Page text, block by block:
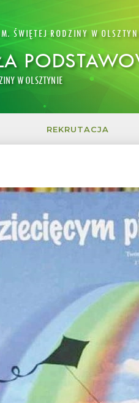
ŚWIĘTEJ RODZINY W
W OLSZTYNIE
REKRUTACJA